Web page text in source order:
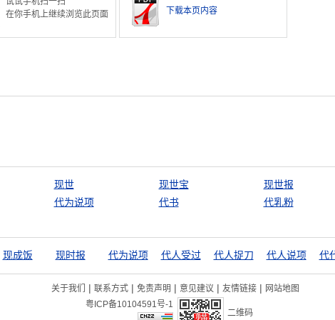
在你手机上继续浏览此页面
下载本页内容
现世 现世宝
现世报
代为说项 代书 代乳粉
现成饭 现时报 代为说项 代人受过 代人捉刀 代人说项 代
关于我们 | 联系方式 | 免责声明 | 意见建议 | 友情链接 | 网站地图
粤ICP备10104591号-1
二维码